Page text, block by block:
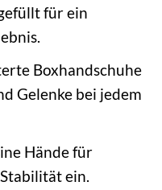
für ein
Boxhandschuhe
Gelenke bei jedem
Hände für
ein.